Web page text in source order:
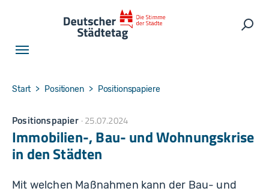
You are here:
Start Positionen Positionspapiere
Positionspapier 25.07.2024
Immobilien-, Bau- und Wohnungskrise
in den Städten
Mit welchen Maßnahmen kann der Bau- und